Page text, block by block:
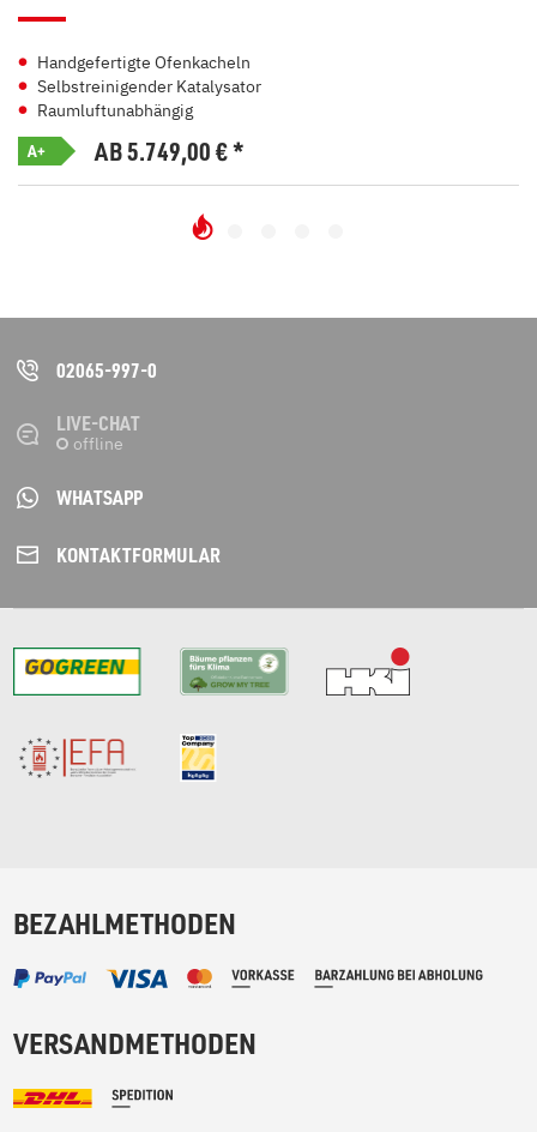
Handgefertigte Ofenkacheln
Selbstreinigender Katalysator
Raumluftunabhängig
A+ AB 5.749,00€*
02065-997-0
LIVE-CHAT
WHATSAPP
KONTAKT­FORMULAR
BEZAHLMETHODEN
VERSANDMETHODEN